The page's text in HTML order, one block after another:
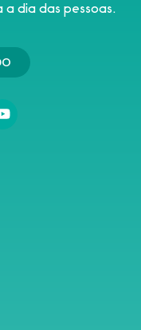
a dia das pessoas.